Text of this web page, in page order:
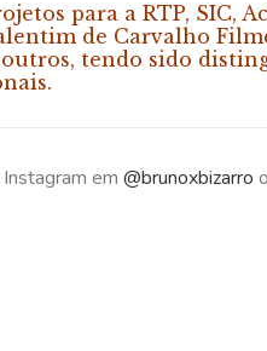
para a RTP, SIC,
de Carvalho
tendo sido
em @brunoxbizarro